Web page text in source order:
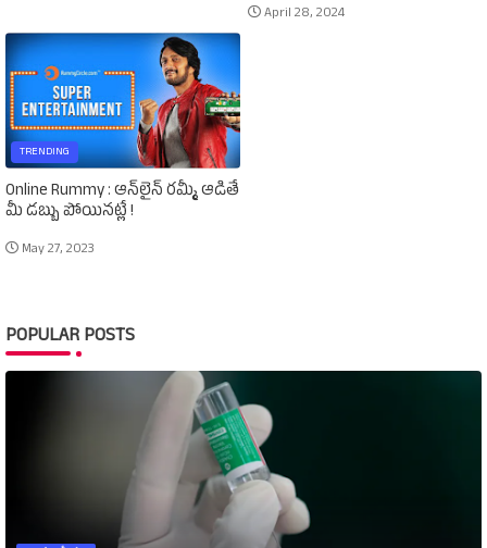
April 28, 2024
TRENDING
Online Rummy : ఆన్‌లైన్‌ రమ్మీ ఆడితే
మీ డబ్బు పోయినట్లే !
May 27, 2023
POPULAR POSTS